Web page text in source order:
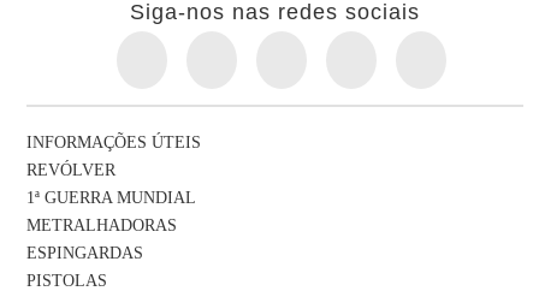
Siga-nos nas redes sociais
INFORMAÇÕES ÚTEIS
REVÓLVER
1ª GUERRA MUNDIAL
METRALHADORAS
ESPINGARDAS
PISTOLAS